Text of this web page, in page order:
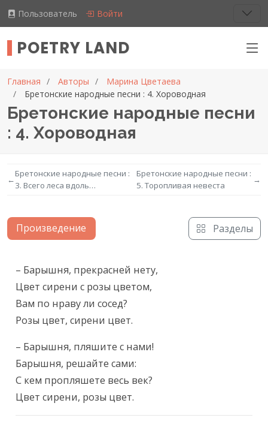
Пользователь Войти
POETRY LAND
Главная Авторы
Марина Цветаева
Бретонские народные песни : 4. Хороводная
Бретонские народные песни
: 4. Хороводная
←
Бретонские народные песни :
3. Всего леса вдоль…
Бретонские народные песни :
5. Торопливая невеста
→
Произведение Разделы
Текст произведения
– Барышня, прекрасней нету,
Цвет сирени с розы цветом,
Вам по нраву ли сосед?
Розы цвет, сирени цвет.
– Барышня, пляшите с нами!
Барышня, решайте сами:
С кем пропляшете весь век?
Цвет сирени, розы цвет.